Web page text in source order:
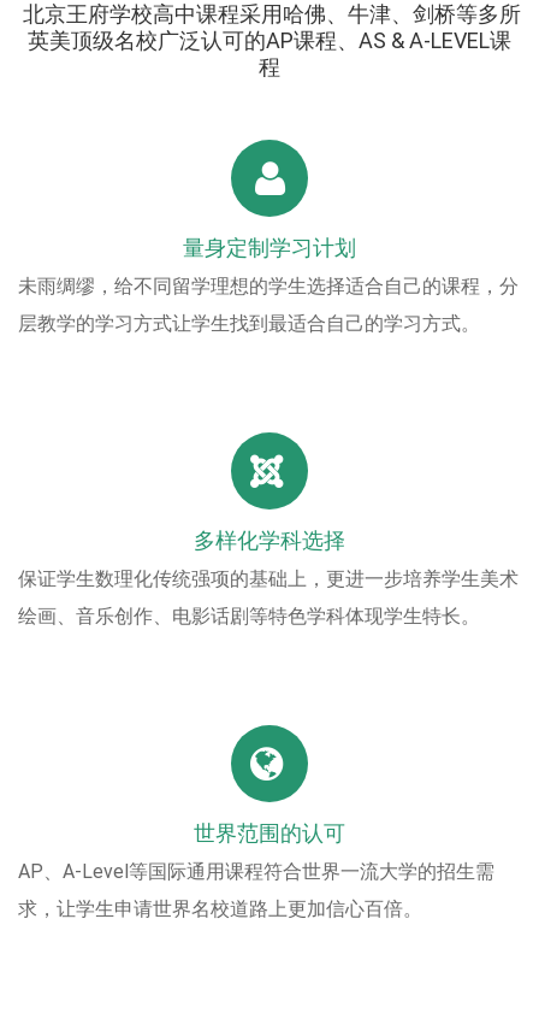
北京王府学校高中课程采用哈佛、牛津、剑桥等多所
英美顶级名校广泛认可的AP课程、AS & A-LEVEL课
程
量身定制学习计划
未雨绸缪，给不同留学理想的学生选择适合自己的课程，分
层教学的学习方式让学生找到最适合自己的学习方式。
多样化学科选择
保证学生数理化传统强项的基础上，更进一步培养学生美术
绘画、音乐创作、电影话剧等特色学科体现学生特长。
世界范围的认可
AP、A-Level等国际通用课程符合世界一流大学的招生需
求，让学生申请世界名校道路上更加信心百倍。